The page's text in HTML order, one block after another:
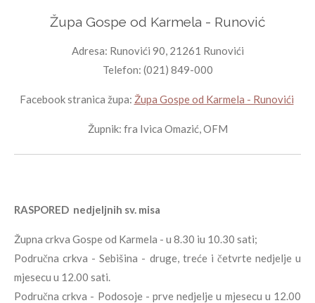
Župa Gospe od Karmela - Runović
Adresa: Runovići 90, 21261 Runovići
Telefon: (021) 849-000
Facebook stranica župa: Župa Gospe od Karmela - Runovići
Župnik: fra Ivica Omazić, OFM
RASPORED nedjeljnih sv. misa
Župna crkva Gospe od Karmela - u 8.30 iu 10.30 sati;
Područna crkva - Sebišina - druge, treće i četvrte nedjelje u
mjesecu u 12.00 sati.
Područna crkva - Podosoje - prve nedjelje u mjesecu u 12.00